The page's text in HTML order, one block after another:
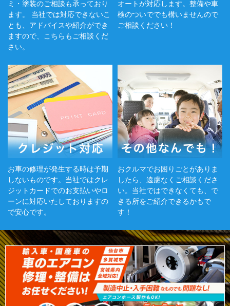
ミ・塗装のご相談も承っており
ます。 当社では対応できないこ
とも、アドバイスや紹介ができ
ますので、こちらもご相談くだ
さい。
オートが対応します。整備や車
検のついででも構いませんので
ご相談ください！
お車の修理が発生する時は予期
しないものです。当社ではクレ
ジットカードでのお支払いやロ
ーンに対応いたしておりますの
で安心です。
おクルマでお困りごとがありま
したら、遠慮なくご相談くださ
い。当社ではできなくても、で
きる所をご紹介できるかもで
す！